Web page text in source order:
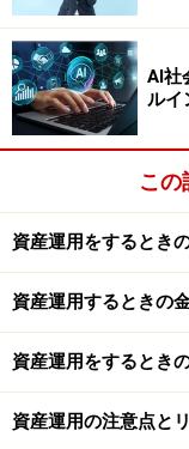
AI社
ルイ
この
資産運用をするとき
資産運用するときの
資産運用をするとき
資産運用の注意点と